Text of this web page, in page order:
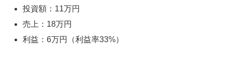
投資額：11万円
売上：18万円
利益：6万円（利益率33%）